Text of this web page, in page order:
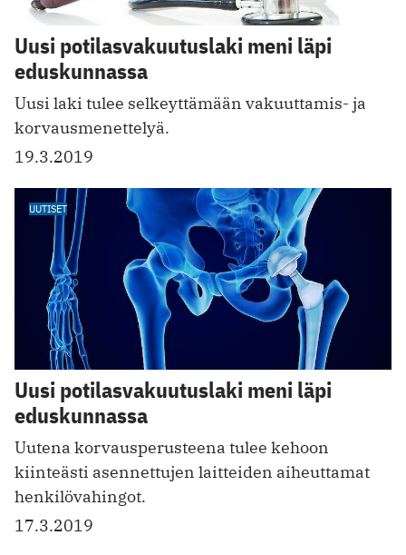
Uusi potilasvakuutuslaki meni läpi
eduskunnassa
Uusi laki tulee selkeyttämään vakuuttamis- ja
korvausmenettelyä.
19.3.2019
UUTISET
Uusi potilasvakuutuslaki meni läpi
eduskunnassa
Uutena korvausperusteena tulee kehoon
kiinteästi asennettujen laitteiden aiheuttamat
henkilövahingot.
17.3.2019